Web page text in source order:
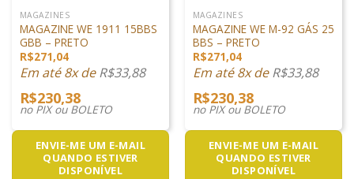
MAGAZINES
MAGAZINE WE 1911 15BBS
GBB – PRETO
R$271,04
Em até 8x deR$33,88
R$230,38
no PIX ou BOLETO
ENVIE-ME UM E-MAIL
QUANDO ESTIVER
DISPONÍVEL
MAGAZINES
MAGAZINE WE M-92 GÁS 25
BBS – PRETO
R$271,04
Em até 8x deR$33,88
R$230,38
no PIX ou BOLETO
ENVIE-ME UM E-MAIL
QUANDO ESTIVER
DISPONÍVEL